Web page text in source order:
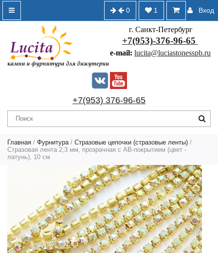
Вход
1
0
г. Санкт-Петербург
+7(953)-376-96-65
e-mail: lucita@luciastonesspb.ru
+7(953) 376-96-65
Главная / Фурнитура / Стразовые цепочки (стразовые ленты) /
Стразовая лента 2,3 мм, прозрачная с AB-покрытием (цвет -
латунь), 10 см